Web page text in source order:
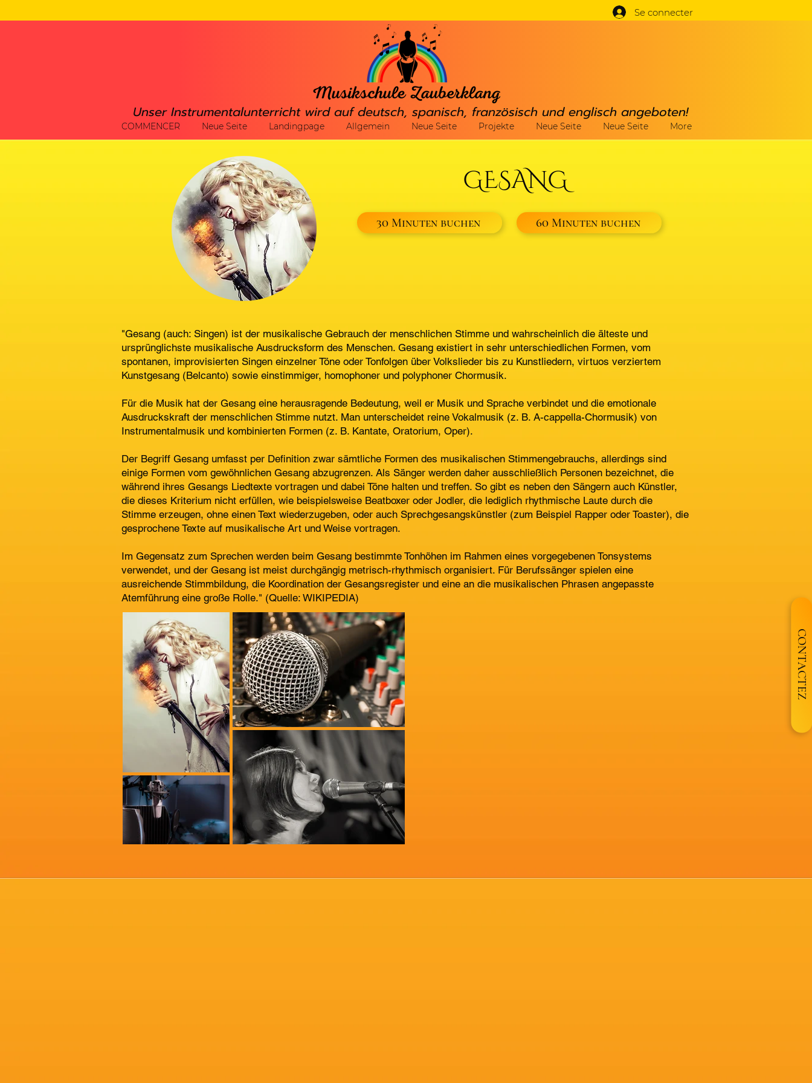
Se connecter
Unser Instrumentalunterricht wird auf deutsch, spanisch, französisch und englisch angeboten!
COMMENCER Neue Seite Landingpage Allgemein Neue Seite Projekte Neue Seite Neue Seite More
CONTACTEZ
GESANG
30 Minuten buchen 60 Minuten buchen
"Gesang (auch: Singen) ist der musikalische Gebrauch der menschlichen Stimme und wahrscheinlich die älteste und
ursprünglichste musikalische Ausdrucksform des Menschen. Gesang existiert in sehr unterschiedlichen Formen, vom
spontanen, improvisierten Singen einzelner Töne oder Tonfolgen über Volkslieder bis zu Kunstliedern, virtuos verziertem
Kunstgesang (Belcanto) sowie einstimmiger, homophoner und polyphoner Chormusik.
Für die Musik hat der Gesang eine herausragende Bedeutung, weil er Musik und Sprache verbindet und die emotionale
Ausdruckskraft der menschlichen Stimme nutzt. Man unterscheidet reine Vokalmusik (z. B. A-cappella-Chormusik) von
Instrumentalmusik und kombinierten Formen (z. B. Kantate, Oratorium, Oper).
Der Begriff Gesang umfasst per Definition zwar sämtliche Formen des musikalischen Stimmengebrauchs, allerdings sind
einige Formen vom gewöhnlichen Gesang abzugrenzen. Als Sänger werden daher ausschließlich Personen bezeichnet, die
während ihres Gesangs Liedtexte vortragen und dabei Töne halten und treffen. So gibt es neben den Sängern auch Künstler,
die dieses Kriterium nicht erfüllen, wie beispielsweise Beatboxer oder Jodler, die lediglich rhythmische Laute durch die
Stimme erzeugen, ohne einen Text wiederzugeben, oder auch Sprechgesangskünstler (zum Beispiel Rapper oder Toaster), die
gesprochene Texte auf musikalische Art und Weise vortragen.
Im Gegensatz zum Sprechen werden beim Gesang bestimmte Tonhöhen im Rahmen eines vorgegebenen Tonsystems
verwendet, und der Gesang ist meist durchgängig metrisch-rhythmisch organisiert. Für Berufssänger spielen eine
ausreichende Stimmbildung, die Koordination der Gesangsregister und eine an die musikalischen Phrasen angepasste
Atemführung eine große Rolle." (Quelle: WIKIPEDIA)